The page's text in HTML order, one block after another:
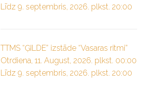
Līdz 9. septembris, 2026. plkst. 20:00
TTMS “ĢILDE” izstāde “Vasaras ritmi”
Otrdiena, 11. August, 2026. plkst. 00:00
Līdz 9. septembris, 2026. plkst. 20:00